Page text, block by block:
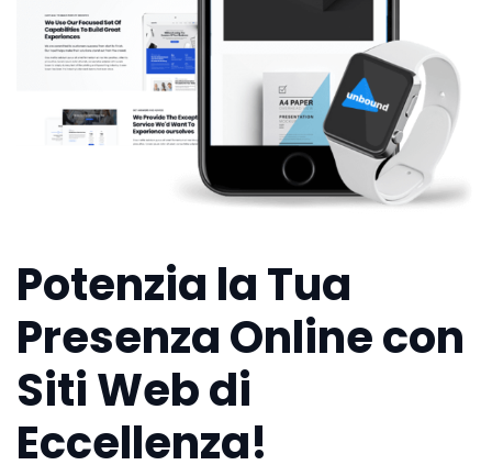
Potenzia la Tua
Presenza Online con
Siti Web di
Eccellenza!